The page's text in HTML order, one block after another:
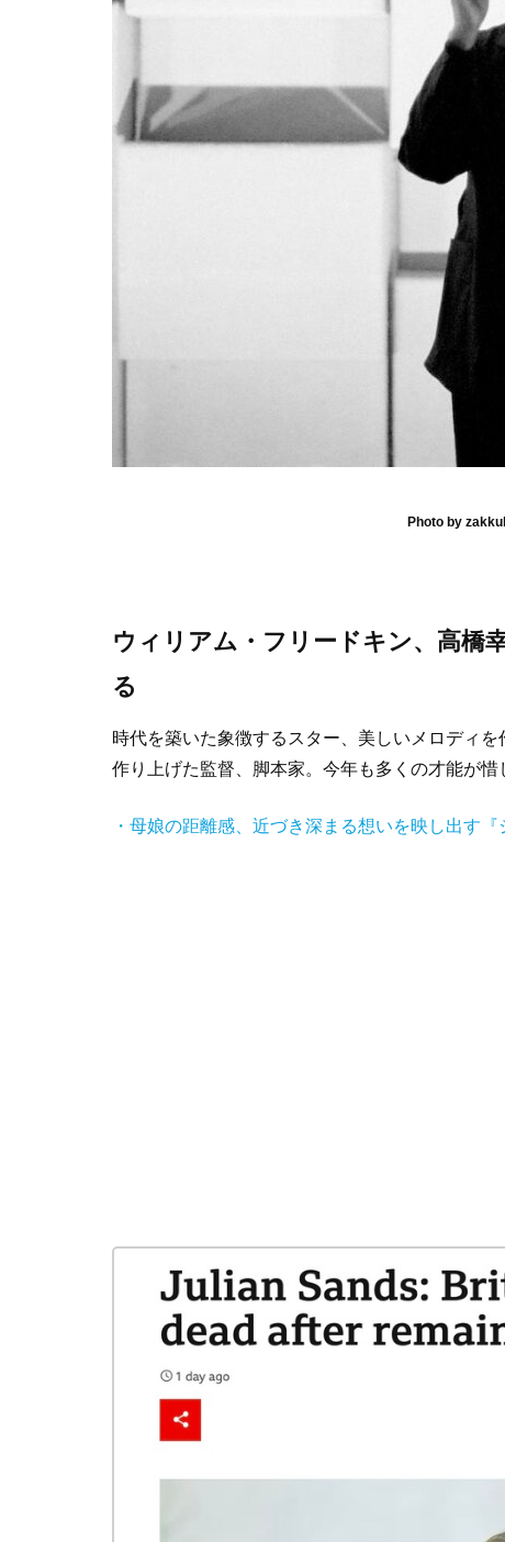
Photo by
ウィリアム・フリードキン、高橋
る
時代を築いた象徴するスター、美しいメロディ
作り上げた監督、脚本家。今年も多くの才能が惜
・母娘の距離感、近づき深まる想いを映し出す『